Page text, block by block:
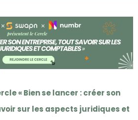
« Bien se lancer : créer son
sur les aspects juridiques et